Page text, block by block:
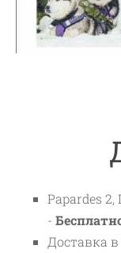
Papardes 2,
-
Доставка